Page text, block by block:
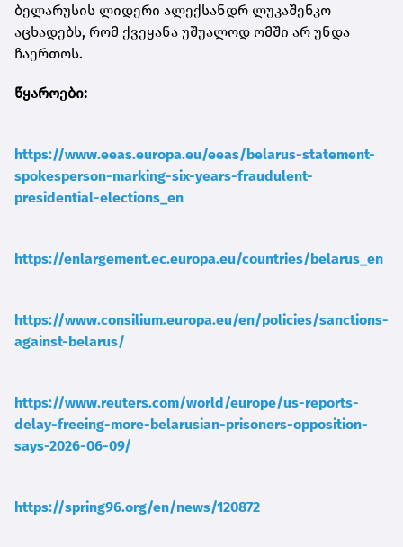
ბელარუსის ლიდერი ალექსანდრ ლუკაშენკო
აცხადებს, რომ ქვეყანა უშუალოდ ომში არ უნდა
ჩაერთოს.
წყაროები:
https://www.eeas.europa.eu/eeas/belarus-statement-
spokesperson-marking-six-years-fraudulent-
presidential-elections_en
https://enlargement.ec.europa.eu/countries/belarus_en
https://www.consilium.europa.eu/en/policies/sanctions-
against-belarus/
https://www.reuters.com/world/europe/us-reports-
delay-freeing-more-belarusian-prisoners-opposition-
says-2026-06-09/
https://spring96.org/en/news/120872